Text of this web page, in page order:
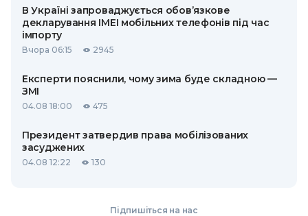
В Україні запроваджується обов’язкове
декларування IMEI мобільних телефонів під час
імпорту
Вчора 06:15 2945
Експерти пояснили, чому зима буде складною —
ЗМІ
04.08 18:00 475
Президент затвердив права мобілізованих
засуджених
04.08 12:22 130
Підпишіться на нас